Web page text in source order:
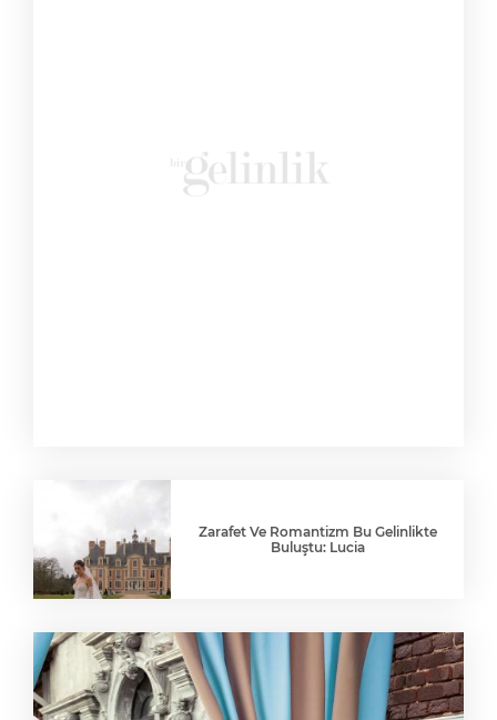
Zarafet Ve Romantizm Bu Gelinlikte
Buluştu: Lucia